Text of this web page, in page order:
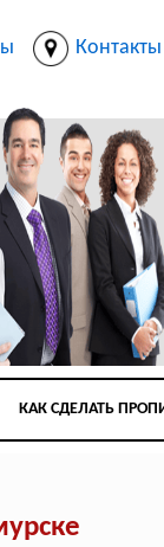
Контакты
КАК СДЕЛАТЬ